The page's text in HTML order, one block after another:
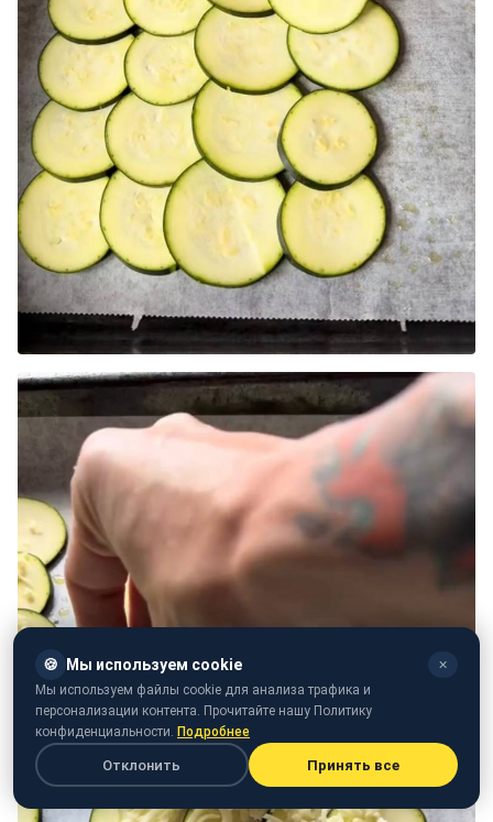
🍪 Мы используем cookie ✕
Мы используем файлы cookie для анализа трафика и
персонализации контента. Прочитайте нашу Политику
конфиденциальности. Подробнее
Отклонить Принять все